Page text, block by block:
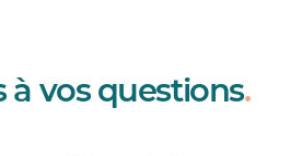
à vos questions.